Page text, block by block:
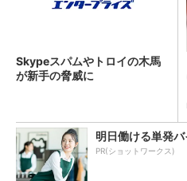
Skypeスパムやトロイの木馬
が新手の脅威に
明日働ける単発
PR(ショットワークス)